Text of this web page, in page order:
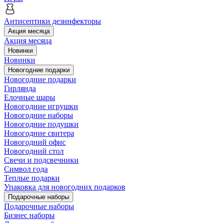
Антисептики дезинфекторы
Акция месяца
Акция месяца
Новинки
Новинки
Новогодние подарки
Новогодние подарки
Гирлянда
Елочные шары
Новогодние игрушки
Новогодние наборы
Новогодние подушки
Новогодние свитера
Новогодний офис
Новогодний стол
Свечи и подсвечники
Символ года
Теплые подарки
Упаковка для новогодних подарков
Подарочные наборы
Подарочные наборы
Бизнес наборы